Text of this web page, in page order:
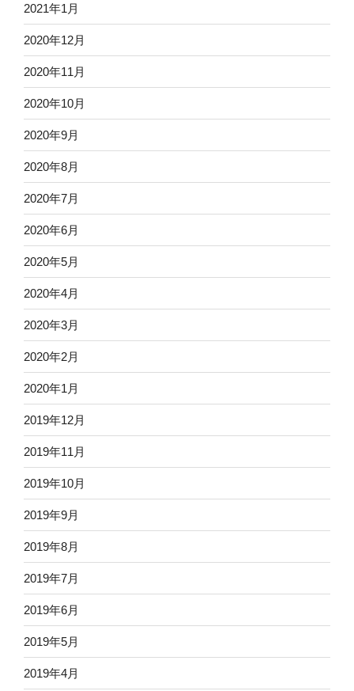
2021年1月
2020年12月
2020年11月
2020年10月
2020年9月
2020年8月
2020年7月
2020年6月
2020年5月
2020年4月
2020年3月
2020年2月
2020年1月
2019年12月
2019年11月
2019年10月
2019年9月
2019年8月
2019年7月
2019年6月
2019年5月
2019年4月